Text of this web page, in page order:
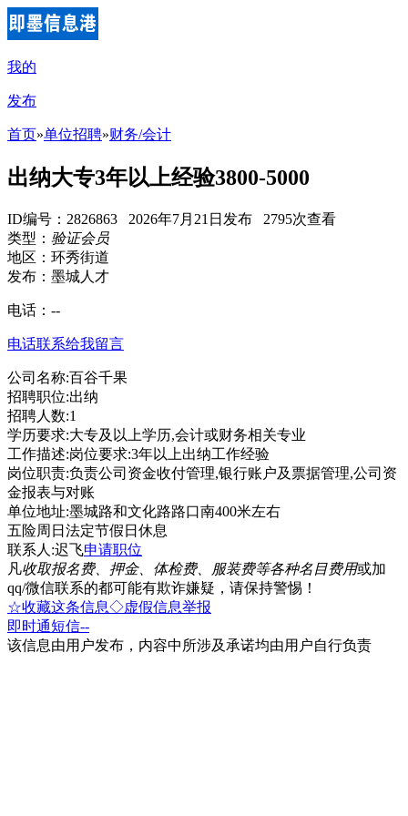
我的
发布
首页»单位招聘»财务/会计
出纳大专3年以上经验3800-5000
ID编号：2826863 2026年7月21日发布 2795次查看
类型： 验证会员
地区：环秀街道
发布：墨城人才
电话： --
电话联系给我留言
公司名称:百谷千果
招聘职位:出纳
招聘人数:1
学历要求:大专及以上学历,会计或财务相关专业
工作描述:岗位要求:3年以上出纳工作经验
岗位职责:负责公司资金收付管理,银行账户及票据管理,公司资
金报表与对账
单位地址:墨城路和文化路路口南400米左右
五险周日法定节假日休息
联系人:迟飞申请职位
凡收取报名费、押金、体检费、服装费等各种名目费用或加
qq/微信联系的都可能有欺诈嫌疑，请保持警惕！
☆收藏这条信息◇虚假信息举报
即时通短信--
该信息由用户发布，内容中所涉及承诺均由用户自行负责